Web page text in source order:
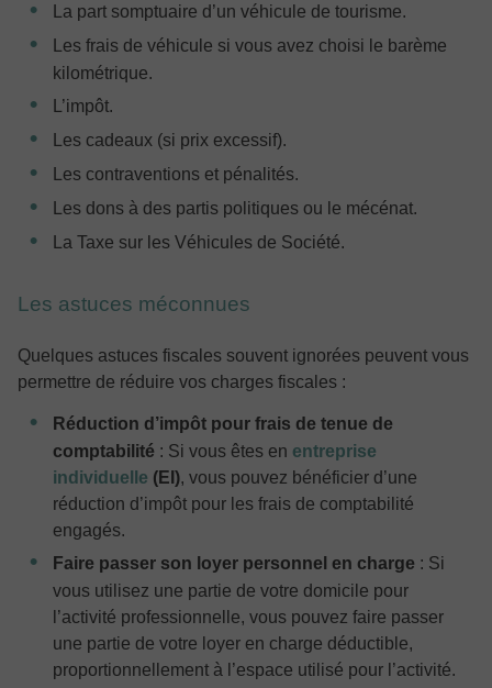
La part somptuaire d’un véhicule de tourisme.
Les frais de véhicule si vous avez choisi le barème
kilométrique.
L’impôt.
Les cadeaux (si prix excessif).
Les contraventions et pénalités.
Les dons à des partis politiques ou le mécénat.
La Taxe sur les Véhicules de Société.
Les astuces méconnues
Quelques astuces fiscales souvent ignorées peuvent vous
permettre de réduire vos charges fiscales :
Réduction d’impôt pour frais de tenue de
comptabilité : Si vous êtes en entreprise
individuelle (EI), vous pouvez bénéficier d’une
réduction d’impôt pour les frais de comptabilité
engagés.
Faire passer son loyer personnel en charge : Si
vous utilisez une partie de votre domicile pour
l’activité professionnelle, vous pouvez faire passer
une partie de votre loyer en charge déductible,
proportionnellement à l’espace utilisé pour l’activité.